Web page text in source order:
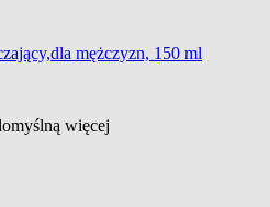
mężczyzn, 150 ml
więcej